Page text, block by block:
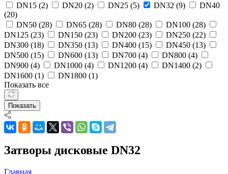
DN15 (2) DN20 (2) DN25 (5) DN32 (9)
DN40
(20)
DN50 (28) DN65 (28) DN80 (28) DN100 (28)
DN125 (23) DN150 (23) DN200 (23) DN250 (22)
DN300 (18) DN350 (13) DN400 (15) DN450 (13)
DN500 (15) DN600 (13) DN700 (4) DN800 (4)
DN900 (4) DN1000 (4) DN1200 (4) DN1400 (2)
DN1600 (1) DN1800 (1)
Показать все
Показать
Затворы дисковые DN32
Главная